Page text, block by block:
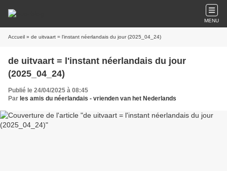
MENU
Accueil » de uitvaart = l'instant néerlandais du jour (2025_04_24)
de uitvaart = l'instant néerlandais du jour
(2025_04_24)
Publié le 24/04/2025 à 08:45
Par les amis du néerlandais - vrienden van het Nederlands